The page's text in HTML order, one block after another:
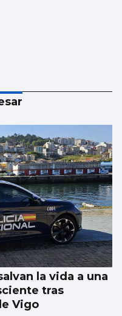
la vida a una
tras
Vigo